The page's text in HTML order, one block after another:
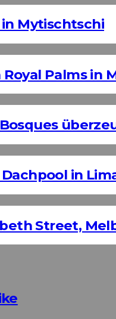
in Mytischtschi
Palms in
Bosques
in
Street,